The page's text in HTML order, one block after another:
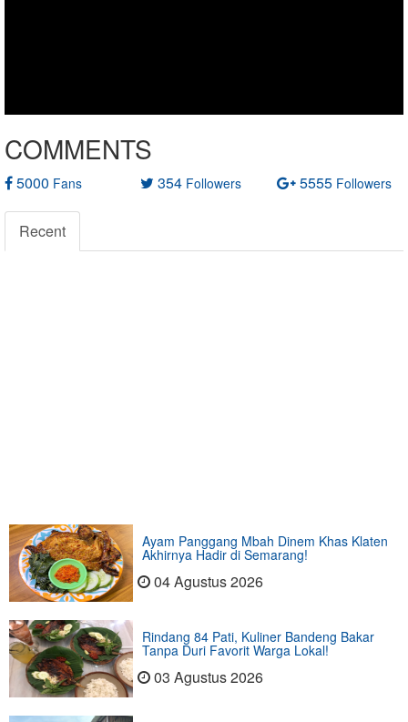
COMMENTS
5000 Fans 354 Followers 5555 Followers
Recent
Ayam Panggang Mbah Dinem Khas Klaten
Akhirnya Hadir di Semarang!
04 Agustus 2026
Rindang 84 Pati, Kuliner Bandeng Bakar
Tanpa Duri Favorit Warga Lokal!
03 Agustus 2026